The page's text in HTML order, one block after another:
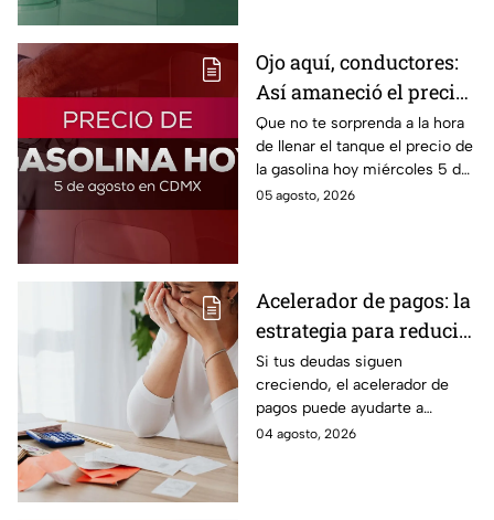
Ojo aquí, conductores:
Así amaneció el precio
de la gasolina HOY
Que no te sorprenda a la hora
de llenar el tanque el precio de
la gasolina hoy miércoles 5 de
agosto 2026; aquí te dejamos
05 agosto, 2026
Acelerador de pagos: la
estrategia para reducir
tus deudas más rápido
y recuperar el control
de tus finanzas
Si tus deudas siguen
creciendo, el acelerador de
pagos puede ayudarte a
ordenar tus finanzas, priorizar
04 agosto, 2026